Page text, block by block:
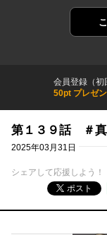
会員登録（初
50pt プレゼン
第１３９話 ＃真
2025年03月31日
シェアして応援しよう！
ポスト